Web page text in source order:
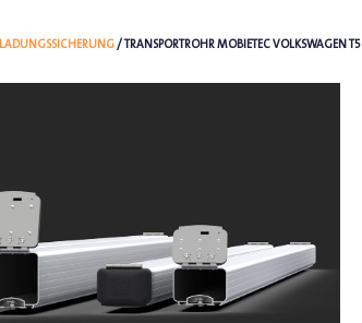
LADUNGSSICHERUNG/ TRANSPORTROHR MOBIETEC VOLKSWAGEN T5